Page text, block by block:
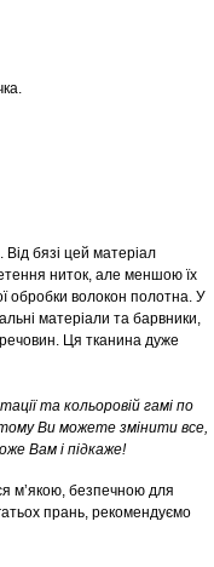
бязі цей матеріал
ниток, але меншою їх
обробки волокон полотна. У
матеріали та барвники,
речовин. Ця тканина дуже
та кольоровій гамі по
Ви можете змінити все,
Вам і підкаже!
м’якою, безпечною для
прань, рекомендуємо